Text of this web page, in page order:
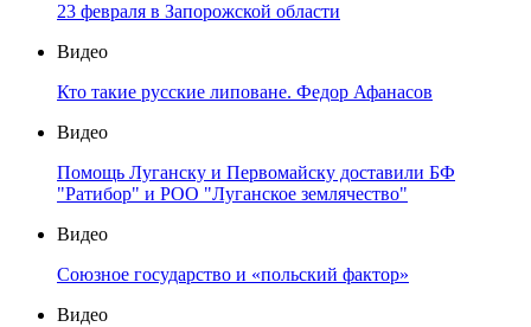
23 февраля в Запорожской области
Видео
Кто такие русские липоване. Федор Афанасов
Видео
Помощь Луганску и Первомайску доставили БФ
"Ратибор" и РОО "Луганское землячество"
Видео
Союзное государство и «польский фактор»
Видео